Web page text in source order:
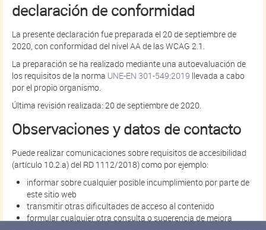
declaración de conformidad
La presente declaración fue preparada el 20 de septiembre de
2020, con conformidad del nivel AA de las WCAG 2.1.
La preparación se ha realizado mediante una autoevaluación de
los requisitos de la norma UNE-EN 301-549:2019 llevada a cabo
por el propio organismo.
Última revisión realizada: 20 de septiembre de 2020.
Observaciones y datos de contacto
Puede realizar comunicaciones sobre requisitos de accesibilidad
(artículo 10.2.a) del RD 1112/2018) como por ejemplo:
informar sobre cualquier posible incumplimiento por parte de
este sitio web
transmitir otras dificultades de acceso al contenido
formular cualquier otra consulta o sugerencia de mejora